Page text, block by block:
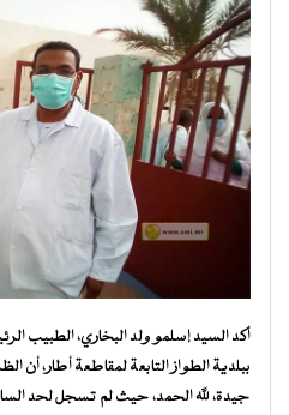
أكد السيد إسلمو ولد البخاري، الطبيب
ببلدية الطواز التابعة لمقاطعة أطار،
جيدة، لله الحمد، حيث لم تسجل لحد